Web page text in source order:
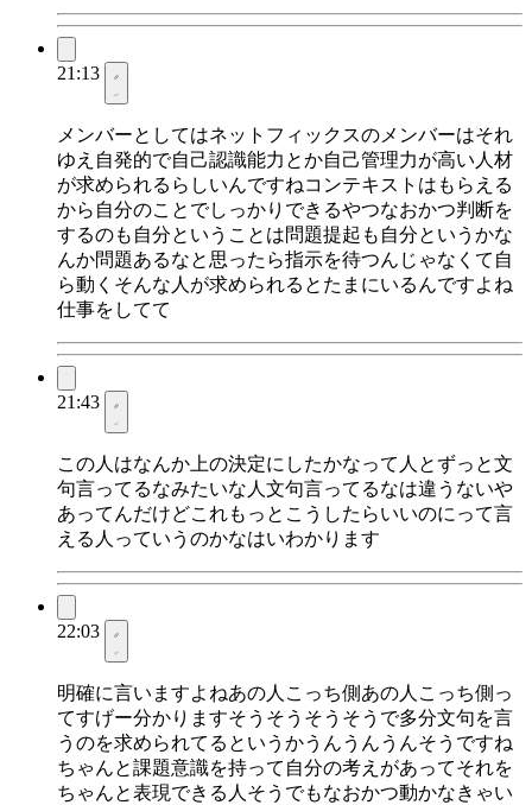
21:13
メンバーとしてはネットフィックスのメンバーはそれ
ゆえ自発的で自己認識能力とか自己管理力が高い人材
が求められるらしいんですねコンテキストはもらえる
から自分のことでしっかりできるやつなおかつ判断を
するのも自分ということは問題提起も自分というかな
んか問題あるなと思ったら指示を待つんじゃなくて自
ら動くそんな人が求められるとたまにいるんですよね
仕事をしてて
21:43
この人はなんか上の決定にしたかなって人とずっと文
句言ってるなみたいな人文句言ってるなは違うないや
あってんだけどこれもっとこうしたらいいのにって言
える人っていうのかなはいわかります
22:03
明確に言いますよねあの人こっち側あの人こっち側っ
てすげー分かりますそうそうそうそうで多分文句を言
うのを求められてるというかうんうんうんそうですね
ちゃんと課題意識を持って自分の考えがあってそれを
ちゃんと表現できる人そうでもなおかつ動かなきゃい